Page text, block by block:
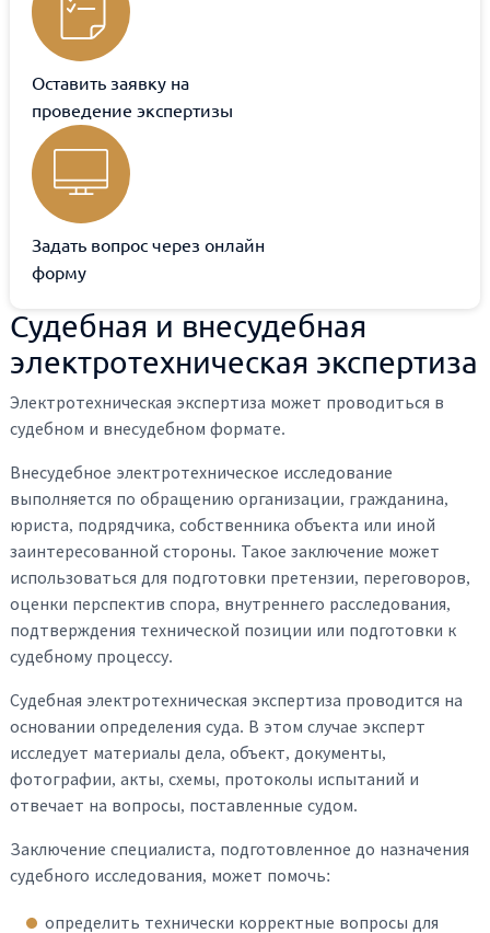
Оставить заявку на
проведение экспертизы
Задать вопрос через онлайн
форму
Судебная и внесудебная
электротехническая экспертиза
Электротехническая экспертиза может проводиться в
судебном и внесудебном формате.
Внесудебное электротехническое исследование
выполняется по обращению организации, гражданина,
юриста, подрядчика, собственника объекта или иной
заинтересованной стороны. Такое заключение может
использоваться для подготовки претензии, переговоров,
оценки перспектив спора, внутреннего расследования,
подтверждения технической позиции или подготовки к
судебному процессу.
Судебная электротехническая экспертиза проводится на
основании определения суда. В этом случае эксперт
исследует материалы дела, объект, документы,
фотографии, акты, схемы, протоколы испытаний и
отвечает на вопросы, поставленные судом.
Заключение специалиста, подготовленное до назначения
судебного исследования, может помочь:
определить технически корректные вопросы для